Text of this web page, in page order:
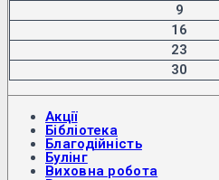
9
16
23
30
Акції
Бібліотека
Благодійність
Булінг
Виховна робота